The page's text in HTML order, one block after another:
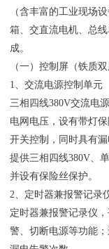
（含丰富的工业现场
箱、交直流电机、总
成。
（一）控制屏（铁质
1、交流电源控制单元
三相四线380V交流电
电网电压，设有带灯
开关控制，同时具有
提供三相四线380V、
并设有保险丝保护。
2、定时器兼报警记录
定时器兼报警记录仪
警、切断电源等功能